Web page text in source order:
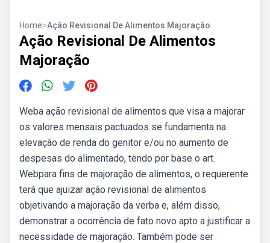
Home>Ação Revisional De Alimentos Majoração
Ação Revisional De Alimentos
Majoração
Weba ação revisional de alimentos que visa a majorar
os valores mensais pactuados se fundamenta na
elevação de renda do genitor e/ou no aumento de
despesas do alimentado, tendo por base o art.
Webpara fins de majoração de alimentos, o requerente
terá que ajuizar ação revisional de alimentos
objetivando a majoração da verba e, além disso,
demonstrar a ocorrência de fato novo apto a justificar a
necessidade de majoração. Também pode ser